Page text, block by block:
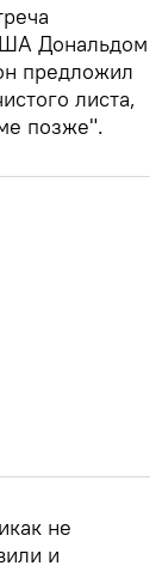
Дональдом
предложил
листа,
позже".
не
и